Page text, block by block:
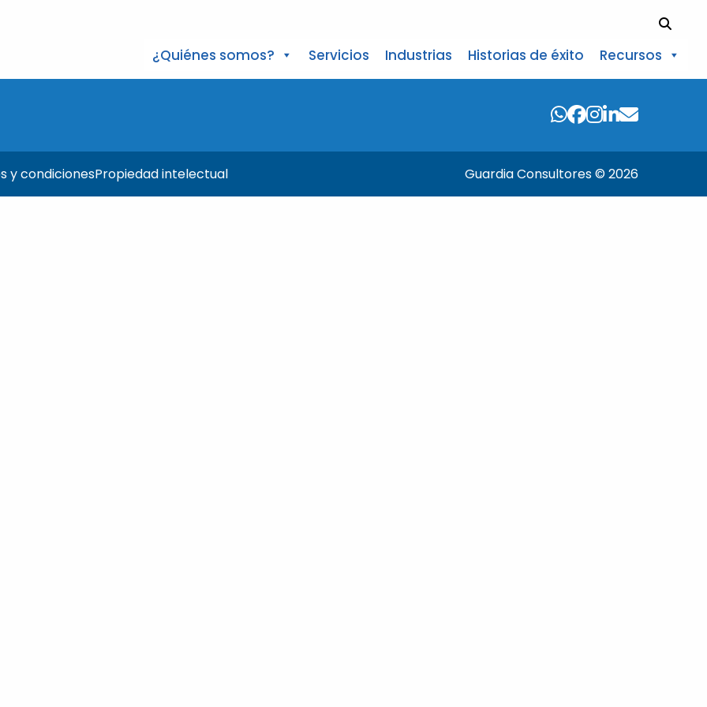
Search
¿Quiénes somos? Servicios Industrias Historias de éxito Recursos
y condicionesPropiedad intelectual Guardia Consultores © 2026